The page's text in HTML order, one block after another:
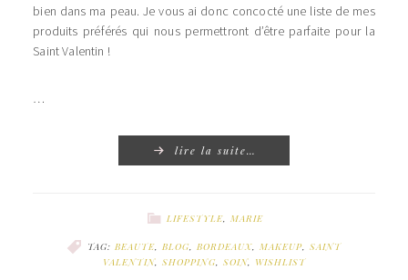
bien dans ma peau. Je vous ai donc concocté une liste de mes
produits préférés qui nous permettront d’être parfaite pour la
Saint Valentin !
…
lire la suite…
LIFESTYLE, MARIE
TAG: BEAUTE BLOG BORDEAUX MAKEUP SAINT
VALENTIN, SHOPPING, SOIN, WISHLIST